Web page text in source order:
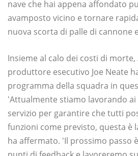
nave che hai appena affondato
avamposto vicino e tornare
nuova scorta di palle di cannone
Insieme al calo dei costi di morte,
produttore esecutivo Joe Neate
programma della squadra in
'Attualmente stiamo lavorando
servizio per garantire che tutti
funzioni come previsto, questa è
ha affermato. 'Il prossimo passo